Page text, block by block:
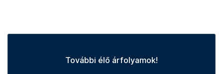
További élő árfolyamok!